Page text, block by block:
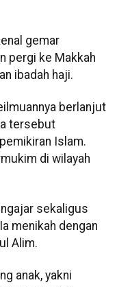
gemar
pergi ke Makkah
ibadah haji.
berlanjut
tersebut
Islam.
di wilayah
sekaligus
menikah dengan
Alim.
anak, yakni